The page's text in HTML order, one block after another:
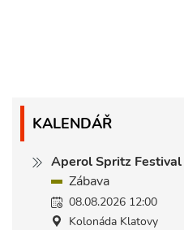
KALENDÁŘ
Aperol Spritz
Zábava
08.08.2026 12:00
Kolonáda Klatovy